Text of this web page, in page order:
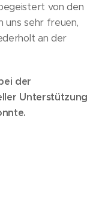
von den
uns sehr freuen,
an der
der
Unterstützung